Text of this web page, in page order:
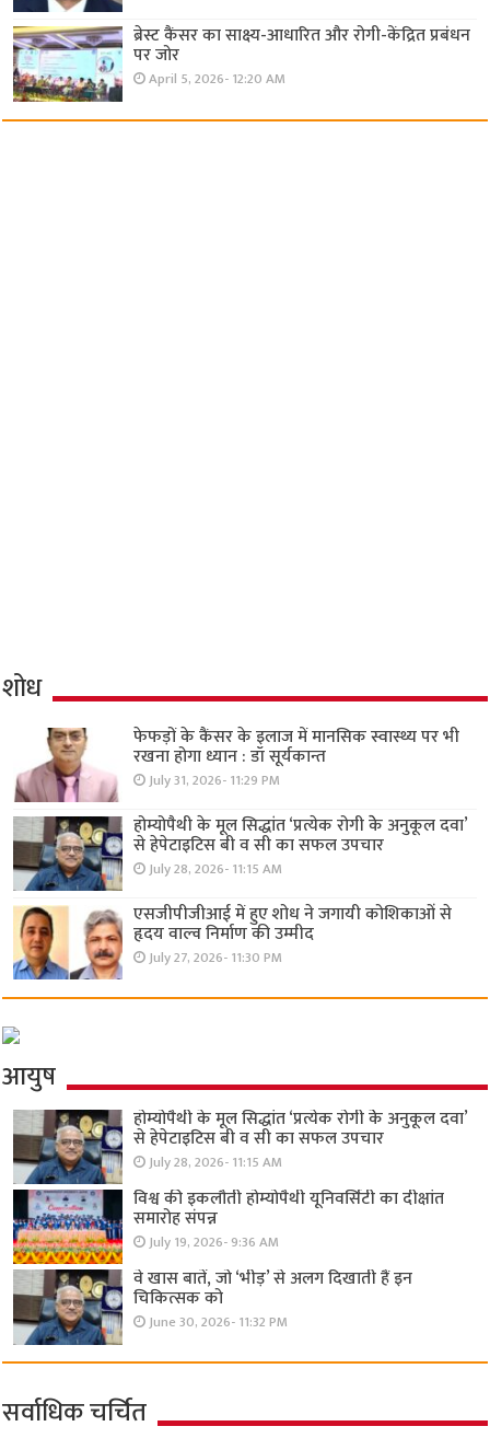
ब्रेस्ट कैंसर का साक्ष्य-आधारित और रोगी-केंद्रित प्रबंधन
पर जोर
April 5, 2026- 12:20 AM
शोध
फेफड़ों के कैंसर के इलाज में मानसिक स्वास्थ्य पर भी
रखना होगा ध्यान : डॉ सूर्यकान्त
July 31, 2026- 11:29 PM
होम्योपैथी के मूल सिद्धांत ‘प्रत्येक रोगी केे अनुकूल दवा’
से हेपेटाइटिस बी व सी का सफल उपचार
July 28, 2026- 11:15 AM
एसजीपीजीआई में हुए शोध ने जगायी कोशिकाओं से
हृदय वाल्व निर्माण की उम्मीद
July 27, 2026- 11:30 PM
आयुष
होम्योपैथी के मूल सिद्धांत ‘प्रत्येक रोगी केे अनुकूल दवा’
से हेपेटाइटिस बी व सी का सफल उपचार
July 28, 2026- 11:15 AM
विश्व की इकलौती होम्योपैथी यूनिवर्सिटी का दीक्षांत
समारोह संपन्न
July 19, 2026- 9:36 AM
वे खास बातें, जो ‘भीड़’ से अलग दिखाती हैं इन
चिकित्सक को
June 30, 2026- 11:32 PM
सर्वाधिक चर्चित